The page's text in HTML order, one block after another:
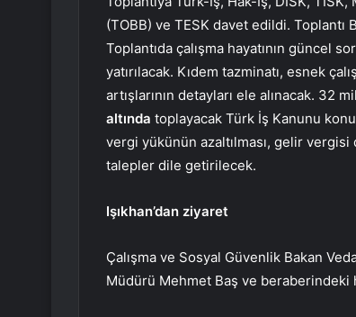
(TOBB) ve TESK davet edildi. Toplantı
Toplantıda çalışma hayatının güncel
yatırılacak. Kıdem tazminatı, esnek
artışlarının detayları ele alınacak. 32
altında toplayacak Türk İş Kanunu
vergi yükünün azaltılması, gelir vergisi
talepler dile getirilecek.
Işıkhan’dan ziyaret
Çalışma ve Sosyal Güvenlik Bakan
Müdürü Mehmet Baş ve